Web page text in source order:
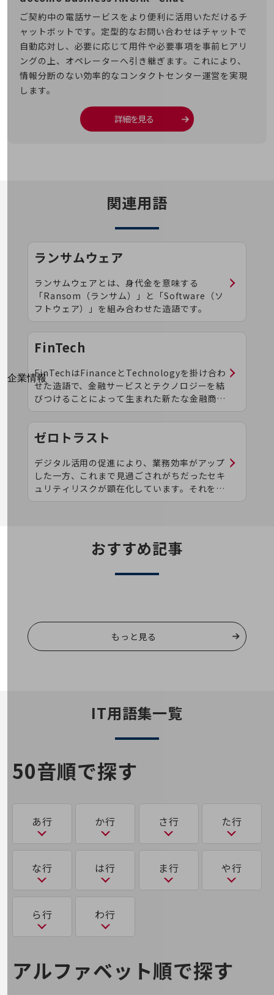
その他のお悩みはこちら
業界から見つける
業界から見つけるTOP
製造業
小売・卸売業
モバイル・ICTサービスをオンラインで
相談・申し込みができるバーチャルショップ
法人向けモバイルトップ
サービス・商品を探す
新規会員登録/ログインはこちら
100回線以上のお問い合わせ・お見積りはこちら
別ウィンドウで開きます
企業情報
企業情報TOP
会社案内
社長からのご挨拶
会社案内パンフレット
地域からの発表
重要なお知らせ
NTTドコモビジネスグループのサステナビリティ
サステナビリティレポート
ダイバーシティ
経営情報
経営情報TOP
業績
決算公告
電子公告
基礎的電気通信役務損益明細表
採用情報
新卒採用
ご契約中の電話サービスをより便利に活用いただけるチ
ャットボットです。定型的なお問い合わせはチャットで
自動応対し、必要に応じて用件や必要事項を事前ヒアリ
ングの上、オペレーターへ引き継ぎます。これにより、
情報分断のない効率的なコンタクトセンター運営を実現
します。
詳細を見る
関連用語
ランサムウェア
ランサムウェアとは、身代金を意味する
「Ransom（ランサム）」と「Software（ソ
フトウェア）」を組み合わせた造語です。
FinTech
FinTechはFinanceとTechnologyを掛け合わ
せた造語で、金融サービスとテクノロジーを結
びつけることによって生まれた新たな金融商品
やサービス、あるいはその取り組みを指しま
す。
ゼロトラスト
デジタル活用の促進により、業務効率がアップ
した一方、これまで見過ごされがちだったセキ
ュリティリスクが顕在化しています。それを踏
まえて提唱されているのが「ゼロトラスト」と
おすすめ記事
もっと見る
IT用語集一覧
50音順で探す
あ行
あ
アクティビティ・ベースド・ワーキング（ABW）
アグリゲートコンピューティング
か行
か
可用性
き
強化学習
さ行
さ
サース（SaaS）
サイバーハイジーン
た行
た
多要素認証
大規模言語モデル（LLM）
な行
な
に
は行
は
パケット
ま行
ま
め
や行
ゆ
ら行 わ行
アルファベット順で探す